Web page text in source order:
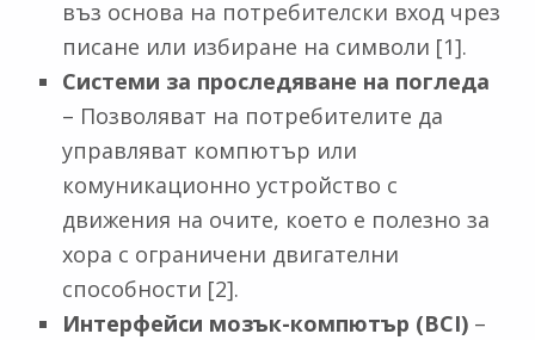
въз основа на потребителски вход чрез
писане или избиране на символи [1].
Системи за проследяване на погледа
– Позволяват на потребителите да
управляват компютър или
комуникационно устройство с
движения на очите, което е полезно за
хора с ограничени двигателни
способности [2].
Интерфейси мозък-компютър (BCI)–